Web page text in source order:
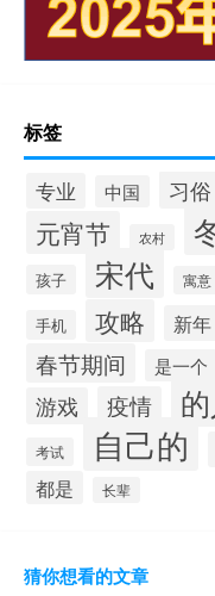
标签
专业 中国 习俗
元宵节 农村
孩子 宋代 寓意
手机 攻略 新年
春节期间 是一个
游戏 疫情
考试
自己的
都是 长辈
猜你想看的文章